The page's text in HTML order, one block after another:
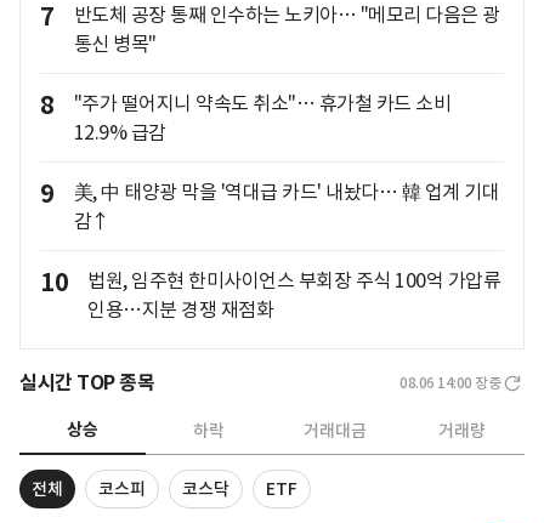
7
반도체 공장 통째 인수하는 노키아… "메모리 다음은 광
통신 병목"
8
"주가 떨어지니 약속도 취소"… 휴가철 카드 소비
12.9% 급감
9
美, 中 태양광 막을 '역대급 카드' 내놨다… 韓 업계 기대
감↑
10
법원, 임주현 한미사이언스 부회장 주식 100억 가압류
인용…지분 경쟁 재점화
실시간 TOP 종목 08.06 14:00 장중
상승 하락 거래대금 거래량
전체 코스피 코스닥 ETF